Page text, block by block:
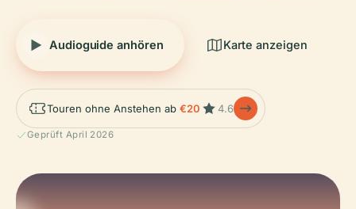
Audioguide anhören Karte anzeigen
Touren ohne Anstehen ab €20 4.6
Geprüft April 2026